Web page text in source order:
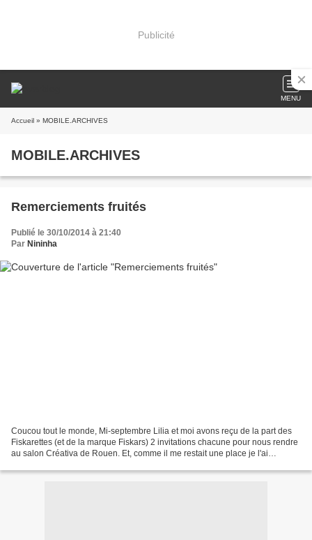
Publicité
MENU
Accueil » MOBILE.ARCHIVES
MOBILE.ARCHIVES
Remerciements fruités
Publié le 30/10/2014 à 21:40
Par Nininha
Coucou tout le monde, Mi-septembre Lilia et moi avons reçu de la part des
Fiskarettes (et de la marque Fiskars) 2 invitations chacune pour nous rendre
au salon Créativa de Rouen. Et, comme il me restait une place je l'ai